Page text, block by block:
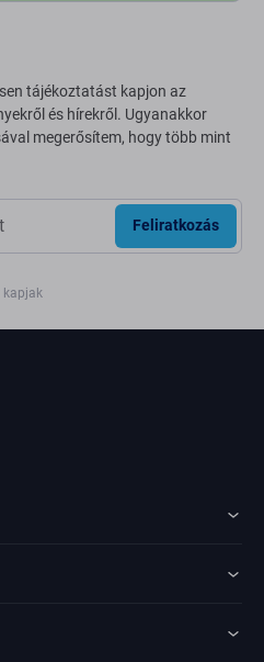
tájékoztatást kapjon az
és hírekről. Ugyanakkor
megerősítem, hogy több mint
Feliratkozás
kapjak